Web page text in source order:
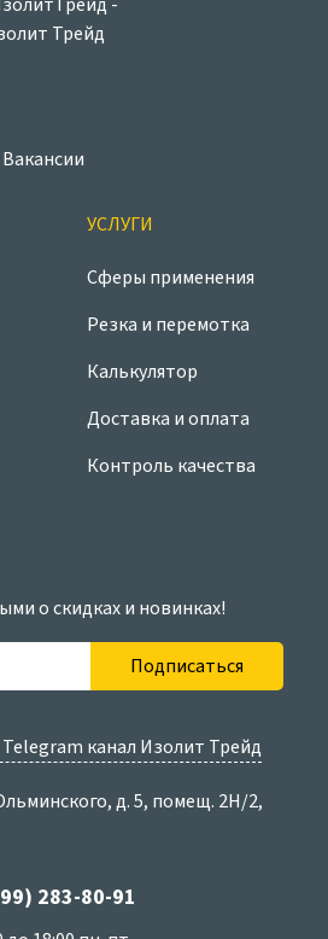
Вакансии
УСЛУГИ
Сферы применения
Резка и перемотка
Калькулятор
Доставка и оплата
Контроль качества
о скидках и новинках!
Подписаться
канал Изолит Трейд
д. 5, помещ. 2Н/2,
283-80-91